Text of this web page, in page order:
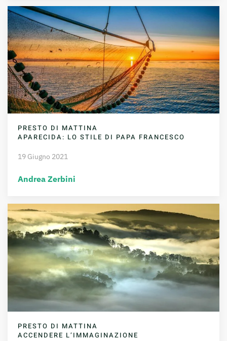
PRESTO DI MATTINA
APARECIDA: LO STILE DI PAPA FRANCESCO
19 Giugno 2021
Andrea Zerbini
PRESTO DI MATTINA
ACCENDERE L’IMMAGINAZIONE